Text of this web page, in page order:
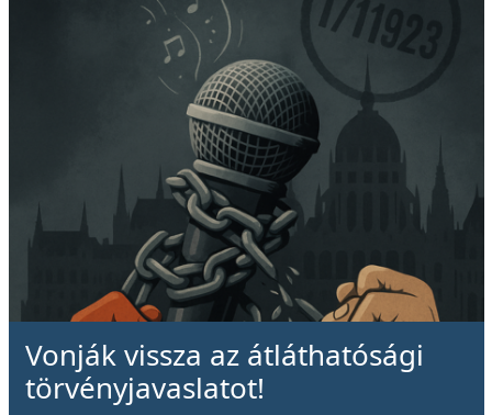
Vonják vissza az átláthatósági
törvényjavaslatot!